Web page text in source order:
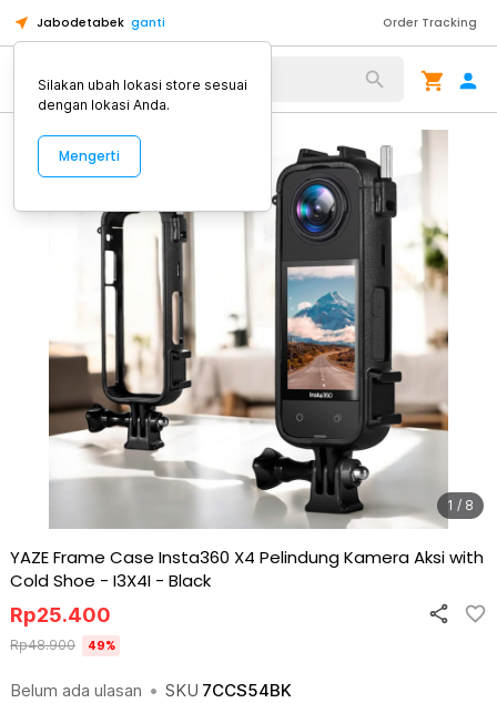
Jabodetabek ganti Order Tracking
Alat Kopi
1 / 8
YAZE Frame Case Insta360 X4 Pelindung Kamera Aksi with
Cold Shoe - I3X4I - Black
Belum ada ulasan • SKU 7CCS54BK
Rp25.400
Rp48.900 49%
Silakan ubah lokasi store sesuai
dengan lokasi Anda.
Mengerti